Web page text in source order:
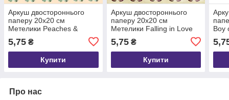
Аркуш двостороннього
паперу 20х20 см
Метелики Peaches &
Cream від Scrapmir 10 шт.
5,75 ₴
Купити
Аркуш двостороннього
паперу 20х20 см
Метелики Falling in Love
5,75₴
Купити
Boy
Про нас